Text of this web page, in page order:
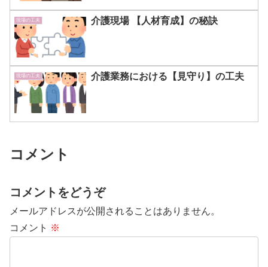
現場の工夫 介護現場 【人材育成】の秘訣
現場の工夫 介護業務における【見守り】の工夫
コメント
コメントをどうぞ
メールアドレスが公開されることはありません。
コメント ※